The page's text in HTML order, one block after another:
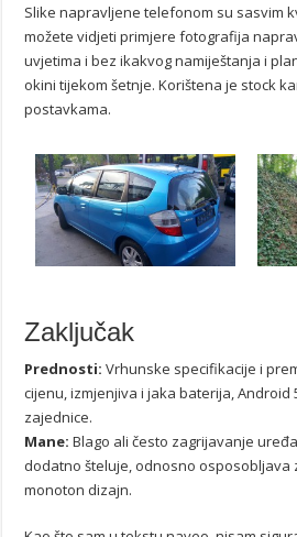
Slike napravljene telefonom su sasvim
možete vidjeti primjere fotografija
uvjetima i bez ikakvog namiještanja i
okini tijekom šetnje. Korištena je stock
postavkama.
Zaključak
Prednosti: Vrhunske specifikacije i
cijenu, izmjenjiva i jaka baterija, Android
zajednice.
Mane: Blago ali često zagrijavanje
dodatno šteluje, odnosno osposobljava
monoton dizajn.